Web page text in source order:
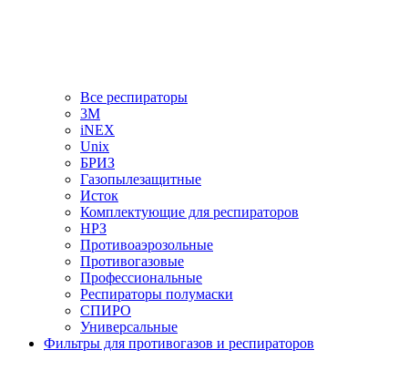
Все респираторы
3М
iNEX
Unix
БРИЗ
Газопылезащитные
Исток
Комплектующие для респираторов
НРЗ
Противоаэрозольные
Противогазовые
Профессиональные
Респираторы полумаски
СПИРО
Универсальные
Фильтры для противогазов и респираторов